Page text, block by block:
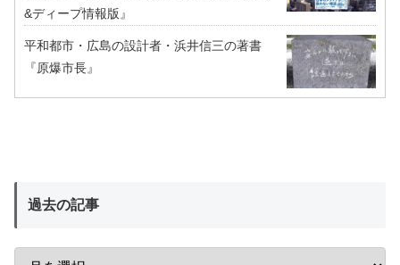
&ディープ情報版』
平和都市・広島の設計者・浜井信三の著書
『原爆市長』
過去の記事